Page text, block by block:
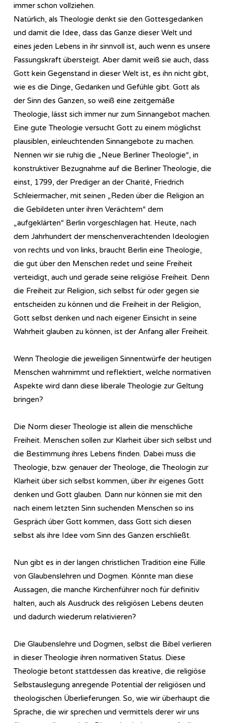
immer schon vollziehen.
Natürlich, als Theologie denkt sie den Gottesgedanken
und damit die Idee, dass das Ganze dieser Welt und
eines jeden Lebens in ihr sinnvoll ist, auch wenn es unsere
Fassungskraft übersteigt. Aber damit weiß sie auch, dass
Gott kein Gegenstand in dieser Welt ist, es ihn nicht gibt,
wie es die Dinge, Gedanken und Gefühle gibt. Gott als
der Sinn des Ganzen, so weiß eine zeitgemäße
Theologie, lässt sich immer nur zum Sinnangebot machen.
Eine gute Theologie versucht Gott zu einem möglichst
plausiblen, einleuchtenden Sinnangebote zu machen.
Nennen wir sie ruhig die „Neue Berliner Theologie“, in
konstruktiver Bezugnahme auf die Berliner Theologie, die
einst, 1799, der Prediger an der Charité, Friedrich
Schleiermacher, mit seinen „Reden über die Religion an
die Gebildeten unter ihren Verächtern“ dem
„aufgeklärten“ Berlin vorgeschlagen hat. Heute, nach
dem Jahrhundert der menschenverachtenden Ideologien
von rechts und von links, braucht Berlin eine Theologie,
die gut über den Menschen redet und seine Freiheit
verteidigt, auch und gerade seine religiöse Freiheit. Denn
die Freiheit zur Religion, sich selbst für oder gegen sie
entscheiden zu können und die Freiheit in der Religion,
Gott selbst denken und nach eigener Einsicht in seine
Wahrheit glauben zu können, ist der Anfang aller Freiheit.
Wenn Theologie die jeweiligen Sinnentwürfe der heutigen
Menschen wahrnimmt und reflektiert, welche normativen
Aspekte wird dann diese liberale Theologie zur Geltung
bringen?
Die Norm dieser Theologie ist allein die menschliche
Freiheit. Menschen sollen zur Klarheit über sich selbst und
die Bestimmung ihres Lebens finden. Dabei muss die
Theologie, bzw. genauer der Theologe, die Theologin zur
Klarheit über sich selbst kommen, über ihr eigenes Gott
denken und Gott glauben. Dann nur können sie mit den
nach einem letzten Sinn suchenden Menschen so ins
Gespräch über Gott kommen, dass Gott sich diesen
selbst als ihre Idee vom Sinn des Ganzen erschließt.
Nun gibt es in der langen christlichen Tradition eine Fülle
von Glaubenslehren und Dogmen. Könnte man diese
Aussagen, die manche Kirchenführer noch für definitiv
halten, auch als Ausdruck des religiösen Lebens deuten
und dadurch wiederum relativieren?
Die Glaubenslehre und Dogmen, selbst die Bibel verlieren
in dieser Theologie ihren normativen Status. Diese
Theologie betont stattdessen das kreative, die religiöse
Selbstauslegung anregende Potential der religiösen und
theologischen Überlieferungen. So, wie wir überhaupt die
Sprache, die wir sprechen und vermittels derer wir uns